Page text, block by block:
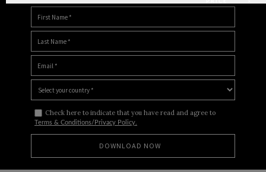
PRICE > PRICE > PRICE >
Check here to indicate that you have read and agree to
Terms & Conditions/Privacy Policy.